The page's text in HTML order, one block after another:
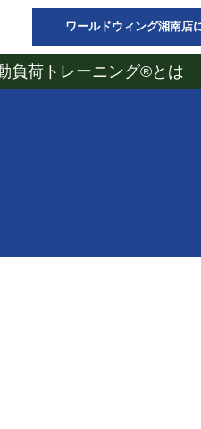
ワールドウィング湘南店
負荷トレーニング®とは